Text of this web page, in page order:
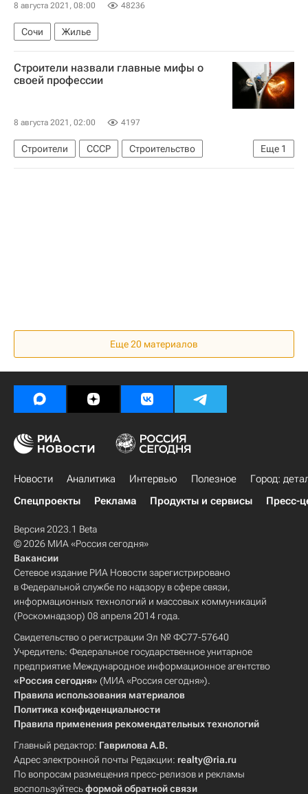
8 августа 2021, 08:00 48236
Сочи Жилье
Строители назвали главные мифы о
своей профессии
8 августа 2021, 02:00 4197
Еще 1
Строители СССР
Строительство
Россия
Еще 20 материалов
Новости Аналитика Интервью Полезное
Город:
Спецпроекты
Реклама Продукты и сервисы Пресс-
Версия 2023.1 Beta
© 2026 МИА «Россия сегодня»
Вакансии
Сетевое издание РИА Новости зарегистрировано
в Федеральной службе по надзору в сфере связи,
информационных технологий и массовых коммуникаций
(Роскомнадзор) 08 апреля 2014 года.
Свидетельство о регистрации Эл № ФС77-57640
Учредитель: Федеральное государственное унитарное
предприятие Международное информационное агентство
«Россия сегодня» (МИА «Россия сегодня»).
Правила использования материалов
Политика конфиденциальности
Правила применения рекомендательных технологий
Главный редактор: Гаврилова А.В.
Адрес электронной почты Редакции: realty@ria.ru
По вопросам размещения пресс-релизов и рекламы
воспользуйтесьформой обратной связи